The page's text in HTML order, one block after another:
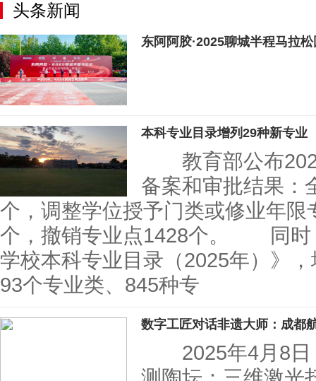
头条新闻
东阿阿胶·2025聊城半程马拉
本科专业目录增列29种新专业
教育部公布
备案和审批结果：
个，调整学位授予门类或修业年
个，撤销专业点1428个。 同时
学校本科专业目录（2025年）》
93个专业类、845种专
数字工匠对话非遗大师：成都
2025年4月8日